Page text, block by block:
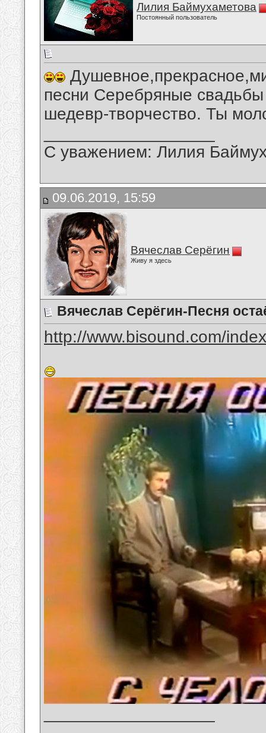
Лилия Баймухаметова
Постоянный пользователь
песни Серебряные
шедевр-творчество. Ты
С уважением: Лилия
09.06.2019, 15:59
Вячеслав Серёгин
Живу я здесь
Вячеслав Серёгин-Песня
http://www.bisound.com/